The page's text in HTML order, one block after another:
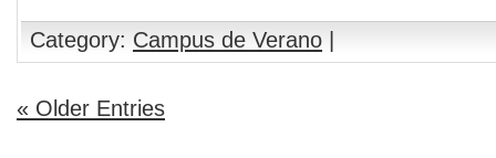
Category: Campus de Verano
« Older Entries